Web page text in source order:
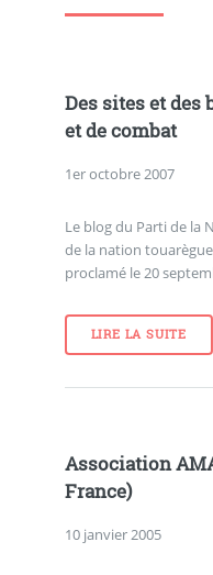
Des sites et des
et de combat
1er octobre 2007
Le blog du Parti de la
de la nation
proclamé le 20
LIRE LA SUITE
Association
France)
10 janvier 2005